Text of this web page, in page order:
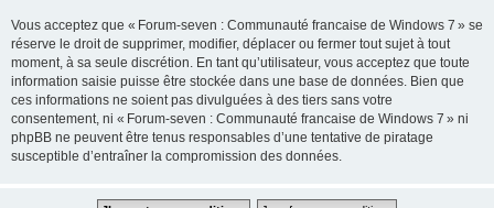
Vous acceptez que « Forum-seven : Communauté francaise de Windows 7 » se
réserve le droit de supprimer, modifier, déplacer ou fermer tout sujet à tout
moment, à sa seule discrétion. En tant qu’utilisateur, vous acceptez que toute
information saisie puisse être stockée dans une base de données. Bien que
ces informations ne soient pas divulguées à des tiers sans votre
consentement, ni « Forum-seven : Communauté francaise de Windows 7 » ni
phpBB ne peuvent être tenus responsables d’une tentative de piratage
susceptible d’entraîner la compromission des données.